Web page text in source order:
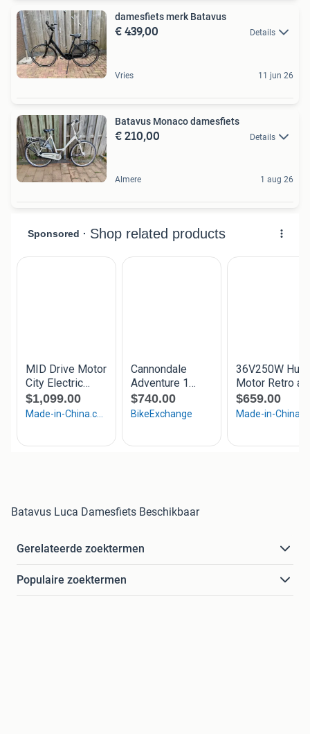
damesfiets merk Batavus
€ 439,00 Details
Vries 11 jun 26
Batavus Monaco damesfiets
€ 210,00 Details
Almere 1 aug 26
Batavus Luca Damesfiets Beschikbaar
Gerelateerde zoektermen
Populaire zoektermen